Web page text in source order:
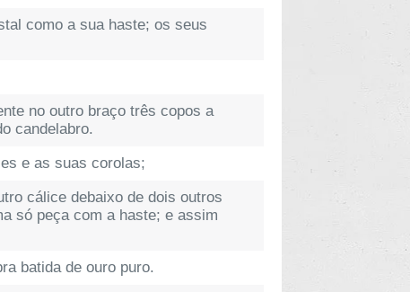
como a sua haste; os seus
no outro braço três copos a
candelabro.
e as suas corolas;
cálice debaixo de dois outros
só peça com a haste; e assim
batida de ouro puro.